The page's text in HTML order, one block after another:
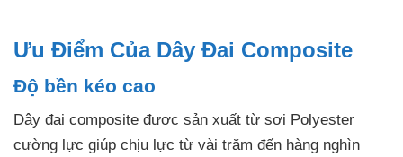
Ưu Điểm Của Dây Đai Composite
Độ bền kéo cao
Dây đai composite được sản xuất từ sợi Polyester
cường lực giúp chịu lực từ vài trăm đến hàng nghìn